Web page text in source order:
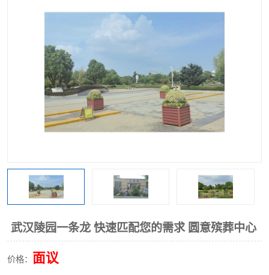
武汉陵园一条龙 快速匹配您的需求 圆意殡葬中心
价格： 面议